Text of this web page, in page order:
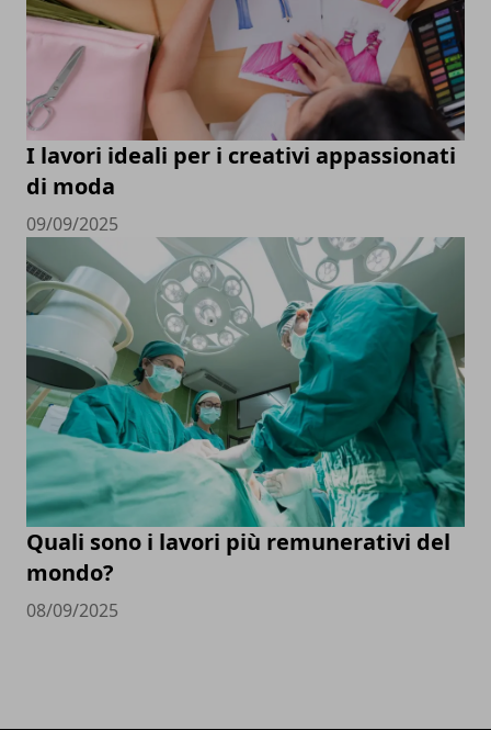
I lavori ideali per i creativi appassionati
di moda
09/09/2025
Quali sono i lavori più remunerativi del
mondo?
08/09/2025